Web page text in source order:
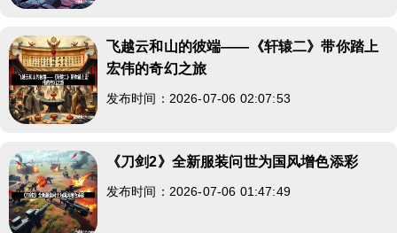
飞越云和山的彼端——《轩辕二》带你踏上
宏伟的奇幻之旅
发布时间：2026-07-06 02:07:53
《刀剑2》全新服装问世为国风增色添彩
发布时间：2026-07-06 01:47:49